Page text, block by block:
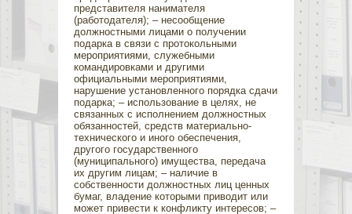
представителя нанимателя
(работодателя); – несообщение
должностными лицами о получении
подарка в связи с протокольными
мероприятиями, служебными
командировками и другими
официальными мероприятиями,
нарушение установленного порядка сдачи
подарка; – использование в целях, не
связанных с исполнением должностных
обязанностей, средств материально-
технического и иного обеспечения,
другого государственного
(муниципального) имущества, передача
их другим лицам; – наличие в
собственности должностных лиц ценных
бумаг, владение которыми приводит или
может привести к конфликту интересов; –